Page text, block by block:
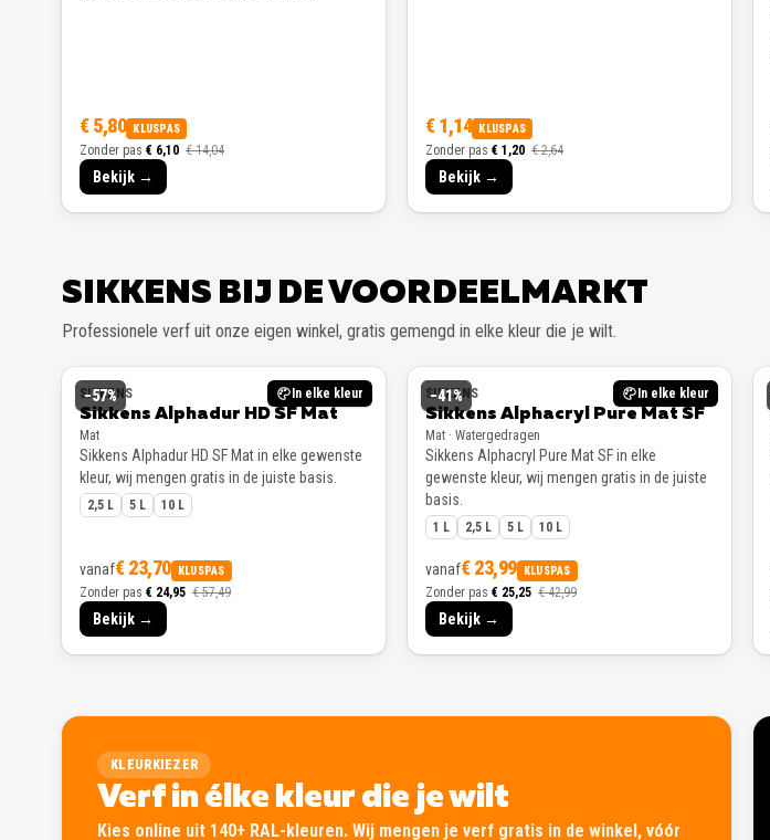
€ 5,80 KLUSPAS
Zonder pas € 6,10 € 14,04
Bekijk →
€ 1,14 KLUSPAS
Zonder pas € 1,20 € 2,64
Bekijk →
SIKKENS BIJ DE VOORDEELMARKT
Professionele verf uit onze eigen winkel, gratis gemengd in elke kleur die je wilt.
−57% In elke kleur
SIKKENS
Sikkens Alphadur HD SF Mat
Mat
Sikkens Alphadur HD SF Mat in elke gewenste
kleur, wij mengen gratis in de juiste basis.
2,5 L 5 L 10 L
vanaf€ 23,70 KLUSPAS
Zonder pas € 24,95 € 57,49
Bekijk →
−41% In elke kleur
SIKKENS
Sikkens Alphacryl Pure Mat SF
Mat · Watergedragen
Sikkens Alphacryl Pure Mat SF in elke
gewenste kleur, wij mengen gratis in de juiste
basis.
1 L 2,5 L 5 L 10 L
vanaf€ 23,99 KLUSPAS
Zonder pas € 25,25 € 42,99
Bekijk →
KLEURKIEZER
Verf in élke kleur die je wilt
Kies online uit 140+ RAL-kleuren. Wij mengen je verf gratis in de winkel, vóór